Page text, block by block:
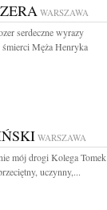
WARSZAWA
serdeczne wyrazy
Męża Henryka
WARSZAWA
mój drogi Kolega Tomek
uczynny,...